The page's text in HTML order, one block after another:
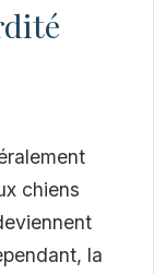
chiens
la